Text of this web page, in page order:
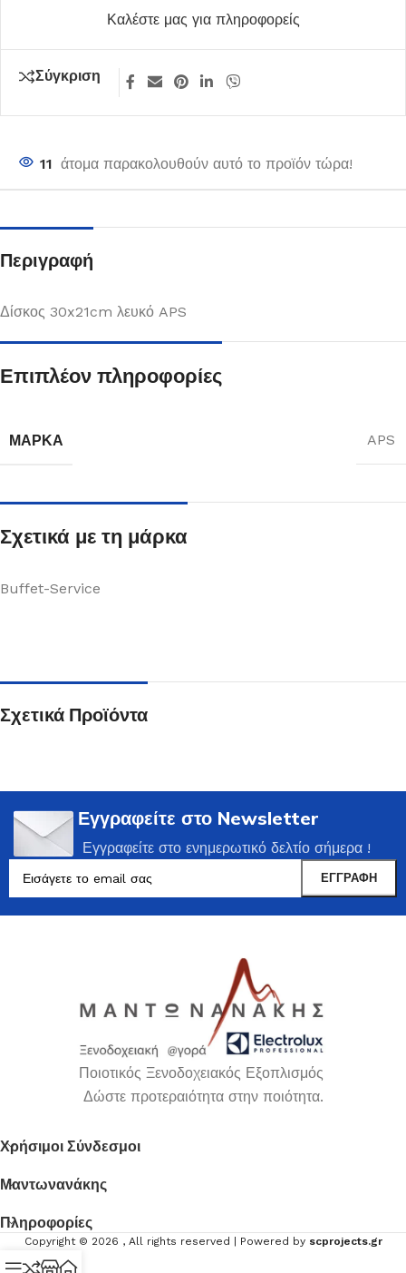
Καλέστε μας για πληροφορείς
Σύγκριση
11 άτομα παρακολουθούν αυτό το προϊόν τώρα!
Περιγραφή
Δίσκος 30x21cm λευκό APS
Επιπλέον πληροφορίες
ΜΆΡΚΑ APS
Σχετικά με τη μάρκα
Buffet-Service
Σχετικά Προϊόντα
Εγγραφείτε στο Newsletter
Εγγραφείτε στο ενημερωτικό δελτίο σήμερα !
Ποιοτικός Ξενοδοχειακός Εξοπλισμός
Δώστε προτεραιότητα στην ποιότητα.
Χρήσιμοι Σύνδεσμοι
Μαντωνανάκης
Πληροφορίες
Copyright © 2026 , All rights reserved | Powered by scprojects.gr